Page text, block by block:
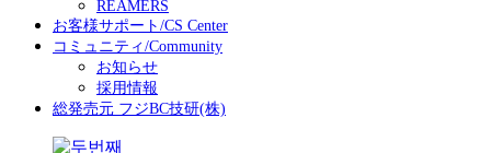
REAMERS
お客様サポート/CS Center
コミュニティ/Community
お知らせ
採用情報
総発売元 フジBC技研(株)